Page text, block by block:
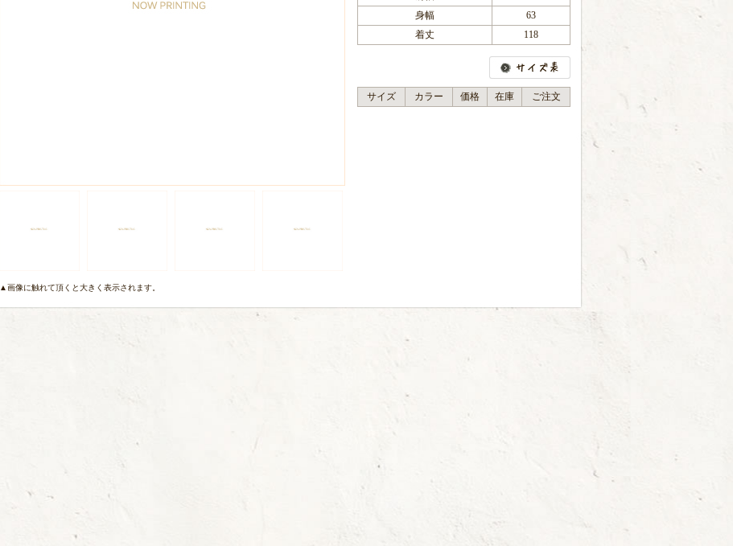
▲画像に触れて頂くと大きく表示されます。
身幅
63
着丈
118
サイズ カラー 価格 在庫 ご注文